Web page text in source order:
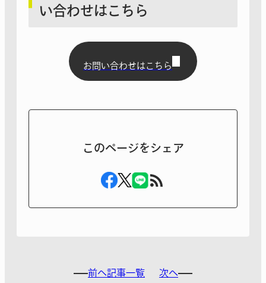
い合わせはこちら
お問い合わせはこちら
このページをシェア
前へ記事一覧 次へ